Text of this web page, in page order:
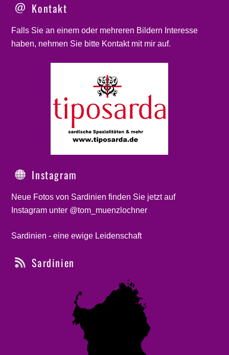
Kontakt
Falls Sie an einem oder mehreren Bildern Interesse
haben, nehmen Sie bitte Kontaktmit mir auf.
Instagram
Neue Fotos von Sardinien finden Sie jetzt auf
Instagram unter @tom_muenzlochner
Sardinien - eine ewige Leidenschaft
Sardinien